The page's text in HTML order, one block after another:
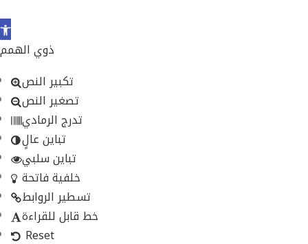
Open
toolbar
ذوي الهمم
تكبير النص
تصغير النص
تدرج الرمادي
تباين عالٍ
تباين سلبي
خلفية فاتحة
تسطير الروابط
خط قابل للقراءة
Reset